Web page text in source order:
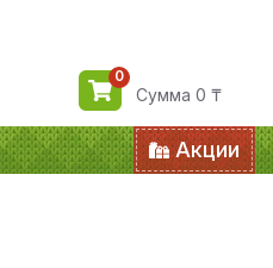
0
Сумма 0 ₸
Акции